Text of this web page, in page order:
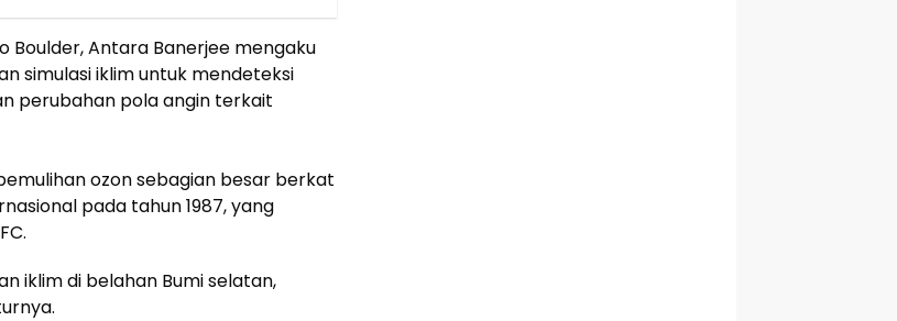
Boulder, Antara Banerjee mengaku
simulasi iklim untuk mendeteksi
perubahan pola angin terkait
ozon sebagian besar berkat
pada tahun 1987, yang
iklim di belahan Bumi selatan,